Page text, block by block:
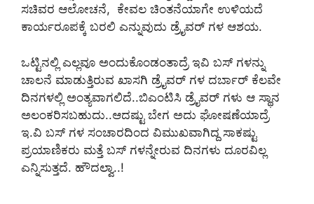
ಸಚಿವರ ಆಲೋಚನೆ, ಕೇವಲ ಚಿಂತನೆಯಾಗೇ ಉಳಿಯದೆ
ಕಾರ್ಯರೂಪಕ್ಕೆ ಬರಲಿ ಎನ್ನುವುದು ಡ್ರೈವರ್‌ ಗಳ ಆಶಯ.
ಒಟ್ಟಿನಲ್ಲಿ ಎಲ್ಲವೂ ಅಂದುಕೊಂಡಂತಾದ್ರೆ ಇವಿ ಬಸ್‌ ಗಳನ್ನು
ಚಾಲನೆ ಮಾಡುತ್ತಿರುವ ಖಾಸಗಿ ಡ್ರೈವರ್‌ ಗಳ ದರ್ಬಾರ್‌ ಕೆಲವೇ
ದಿನಗಳಲ್ಲಿ ಅಂತ್ಯವಾಗಲಿದೆ..ಬಿಎಂಟಿಸಿ ಡ್ರೈವರ್‌ ಗಳು ಆ ಸ್ಥಾನ
ಅಲಂಕರಿಸಬಹುದು..ಆದಷ್ಟು ಬೇಗ ಅದು ಘೋಷಣೆಯಾದ್ರೆ
ಇ.ವಿ ಬಸ್‌ ಗಳ ಸಂಚಾರದಿಂದ ವಿಮುಖವಾಗಿದ್ದ ಸಾಕಷ್ಟು
ಪ್ರಯಾಣಿಕರು ಮತ್ತೆ ಬಸ್‌ ಗಳನ್ನೇರುವ ದಿನಗಳು ದೂರವಿಲ್ಲ
ಎನ್ನಿಸುತ್ತದೆ. ಹೌದಲ್ವಾ..!